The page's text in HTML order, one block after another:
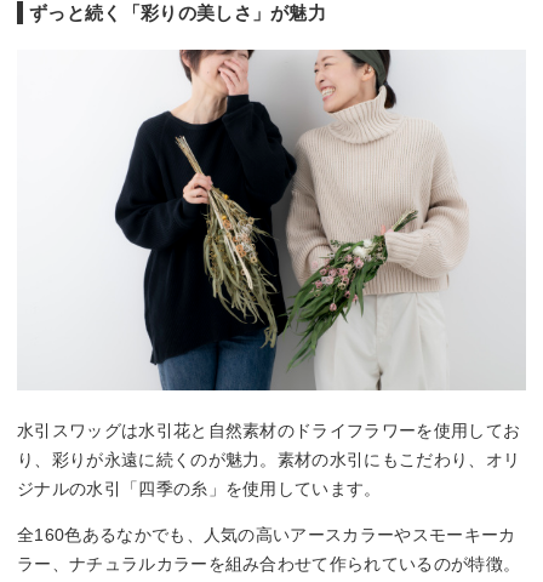
ずっと続く「彩りの美しさ」が魅力
水引スワッグは水引花と自然素材のドライフラワーを使用してお
り、彩りが永遠に続くのが魅力。素材の水引にもこだわり、オリ
ジナルの水引「四季の糸」を使用しています。
全160色あるなかでも、人気の高いアースカラーやスモーキーカ
ラー、ナチュラルカラーを組み合わせて作られているのが特徴。